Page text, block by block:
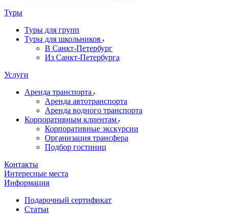
Туры
Туры для групп
Туры для школьников
В Санкт-Петербург
Из Санкт-Петербурга
Услуги
Аренда транспорта
Аренда автотранспорта
Аренда водного транспорта
Корпоративным клиентам
Корпоративные экскурсии
Организация трансфера
Подбор гостиниц
Контакты
Интересные места
Информация
Подарочный сертификат
Статьи